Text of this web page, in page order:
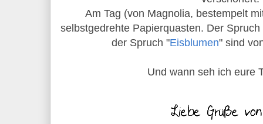
Am Tag (von Magnolia, bestempelt
selbstgedrehte Papierquasten. Der Spruch
der Spruch "Eisblumen" sind
Und wann seh ich eure